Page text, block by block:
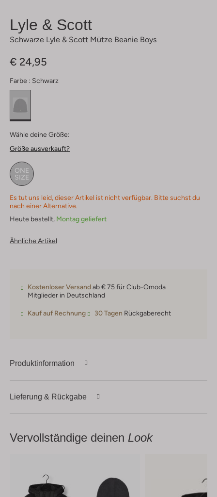
Lyle & Scott
Schwarze Lyle & Scott Mütze Beanie Boys
€ 24,95
Farbe : Schwarz
Wähle deine Größe:
Größe ausverkauft?
ONE
SIZE
Es tut uns leid, dieser Artikel ist nicht verfügbar. Bitte suchst du
nach einer Alternative.
Heute bestellt, Montag geliefert
Ähnliche Artikel
Kostenloser Versandab € 75 für Club-Omoda
Mitglieder in Deutschland
Kauf auf Rechnung 30 Tagen Rückgaberecht
Produktinformation
Lieferung & Rückgabe
Vervollständige deinen Look